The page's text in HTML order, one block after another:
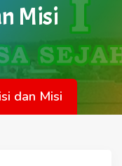
Misi
dan Misi